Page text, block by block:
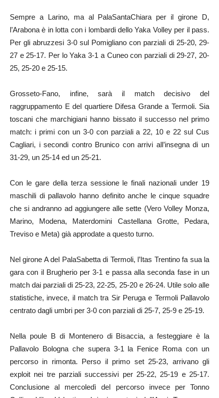
Sempre a Larino, ma al PalaSantaChiara per il girone D,
l’Arabona è in lotta con i lombardi dello Yaka Volley per il pass.
Per gli abruzzesi 3-0 sul Pomigliano con parziali di 25-20, 29-
27 e 25-17. Per lo Yaka 3-1 a Cuneo con parziali di 29-27, 20-
25, 25-20 e 25-15.
Grosseto-Fano, infine, sarà il match decisivo del
raggruppamento E del quartiere Difesa Grande a Termoli. Sia
toscani che marchigiani hanno bissato il successo nel primo
match: i primi con un 3-0 con parziali a 22, 10 e 22 sul Cus
Cagliari, i secondi contro Brunico con arrivi all’insegna di un
31-29, un 25-14 ed un 25-21.
Con le gare della terza sessione le finali nazionali under 19
maschili di pallavolo hanno definito anche le cinque squadre
che si andranno ad aggiungere alle sette (Vero Volley Monza,
Marino, Modena, Materdomini Castellana Grotte, Pedara,
Treviso e Meta) già approdate a questo turno.
Nel girone A del PalaSabetta di Termoli, l’Itas Trentino fa sua la
gara con il Brugherio per 3-1 e passa alla seconda fase in un
match dai parziali di 25-23, 22-25, 25-20 e 26-24. Utile solo alle
statistiche, invece, il match tra Sir Peruga e Termoli Pallavolo
centrato dagli umbri per 3-0 con parziali di 25-7, 25-9 e 25-19.
Nella poule B di Montenero di Bisaccia, a festeggiare è la
Pallavolo Bologna che supera 3-1 la Fenice Roma con un
percorso in rimonta. Perso il primo set 25-23, arrivano gli
exploit nei tre parziali successivi per 25-22, 25-19 e 25-17.
Conclusione al mercoledì del percorso invece per Tonno